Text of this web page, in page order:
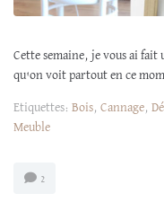
Cette semaine, je vous ai fait
qu'on voit partout en ce
Etiquettes: Bois, Cannage,
Meuble
2